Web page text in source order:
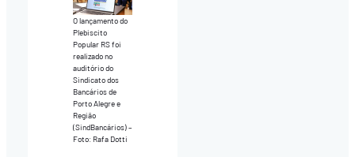
O lançamento do
Plebiscito
Popular RS foi
realizado no
auditório do
Sindicato dos
Bancários de
Porto Alegre e
Região
(SindBancários) –
Foto: Rafa Dotti